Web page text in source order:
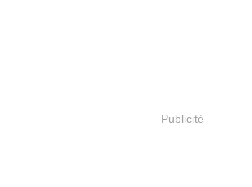
Publicité